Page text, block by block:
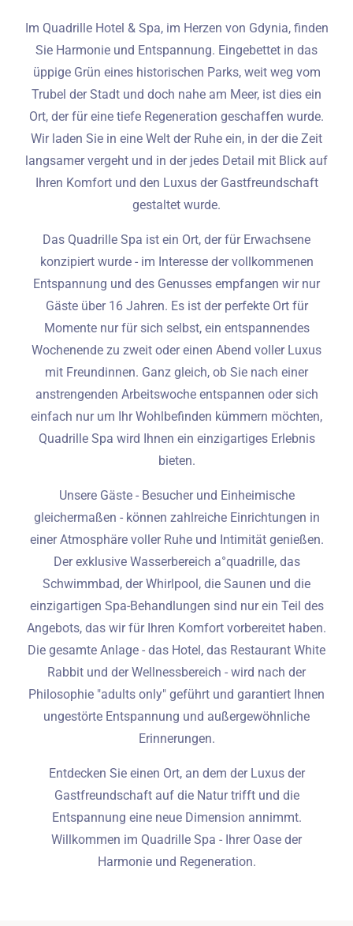
Im Quadrille Hotel & Spa, im Herzen von Gdynia, finden
Sie Harmonie und Entspannung. Eingebettet in das
üppige Grün eines historischen Parks, weit weg vom
Trubel der Stadt und doch nahe am Meer, ist dies ein
Ort, der für eine tiefe Regeneration geschaffen wurde.
Wir laden Sie in eine Welt der Ruhe ein, in der die Zeit
langsamer vergeht und in der jedes Detail mit Blick auf
Ihren Komfort und den Luxus der Gastfreundschaft
gestaltet wurde.
Das Quadrille Spa ist ein Ort, der für Erwachsene
konzipiert wurde - im Interesse der vollkommenen
Entspannung und des Genusses empfangen wir nur
Gäste über 16 Jahren. Es ist der perfekte Ort für
Momente nur für sich selbst, ein entspannendes
Wochenende zu zweit oder einen Abend voller Luxus
mit Freundinnen. Ganz gleich, ob Sie nach einer
anstrengenden Arbeitswoche entspannen oder sich
einfach nur um Ihr Wohlbefinden kümmern möchten,
Quadrille Spa wird Ihnen ein einzigartiges Erlebnis
bieten.
Unsere Gäste - Besucher und Einheimische
gleichermaßen - können zahlreiche Einrichtungen in
einer Atmosphäre voller Ruhe und Intimität genießen.
Der exklusive Wasserbereich a°quadrille, das
Schwimmbad, der Whirlpool, die Saunen und die
einzigartigen Spa-Behandlungen sind nur ein Teil des
Angebots, das wir für Ihren Komfort vorbereitet haben.
Die gesamte Anlage - das Hotel, das Restaurant White
Rabbit und der Wellnessbereich - wird nach der
Philosophie "adults only" geführt und garantiert Ihnen
ungestörte Entspannung und außergewöhnliche
Erinnerungen.
Entdecken Sie einen Ort, an dem der Luxus der
Gastfreundschaft auf die Natur trifft und die
Entspannung eine neue Dimension annimmt.
Willkommen im Quadrille Spa - Ihrer Oase der
Harmonie und Regeneration.